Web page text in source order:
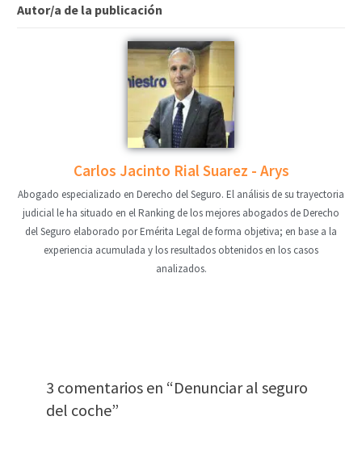
Autor/a de la publicación
Carlos Jacinto Rial Suarez - Arys
Abogado especializado en Derecho del Seguro. El análisis de su trayectoria
judicial le ha situado en el Ranking de los mejores abogados de Derecho
del Seguro elaborado por Emérita Legal de forma objetiva; en base a la
experiencia acumulada y los resultados obtenidos en los casos
analizados.
3 comentarios en “Denunciar al seguro
del coche”